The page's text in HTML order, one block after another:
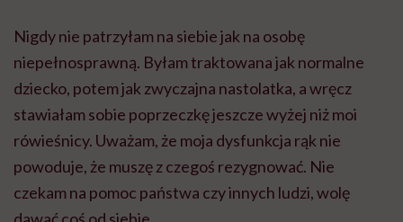
Nigdy nie patrzyłam na siebie jak na osobę
niepełnosprawną. Byłam traktowana jak normalne
dziecko, potem jak zwyczajna nastolatka, a wręcz
stawiałam sobie poprzeczkę jeszcze wyżej niż moi
rówieśnicy. Uważam, że moja dysfunkcja rąk nie
powoduje, że muszę z czegoś rezygnować. Nie
czekam na pomoc państwa czy innych ludzi, wolę